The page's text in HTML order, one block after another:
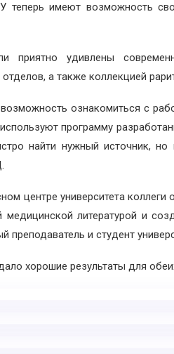
теперь имеют возможность
удивлены
а также коллекцией
ознакомиться с
программу
найти нужный источник, но
центре университета коллеги
медицинской литературой и
и студент
хорошие результаты для